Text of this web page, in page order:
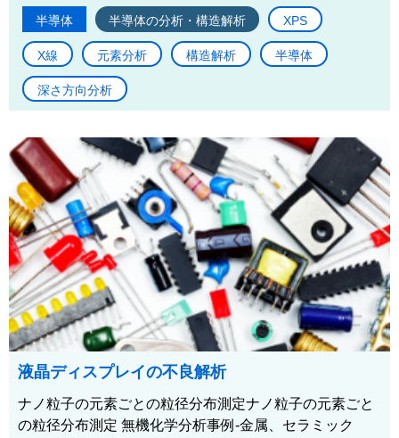
半導体 半導体の分析・構造解析 XPS
X線 元素分析 構造解析 半導体
深さ方向分析
液晶ディスプレイの不良解析
ナノ粒子の元素ごとの粒径分布測定ナノ粒子の元素ごと
の粒径分布測定 無機化学分析事例-金属、セラミック